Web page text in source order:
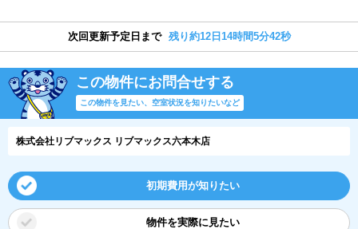
次回更新予定日まで 残り約12日14時間5分41秒
この物件にお問合せする
この物件を見たい、空室状況を知りたいなど
株式会社リブマックス リブマックス六本木店
初期費用が知りたい
物件を実際に見たい